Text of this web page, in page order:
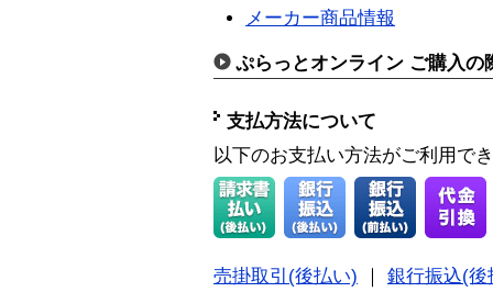
メーカー商品情報
ぷらっとオンライン ご購入の
支払方法について
以下のお支払い方法がご利用で
売掛取引(後払い)
銀行振込(後